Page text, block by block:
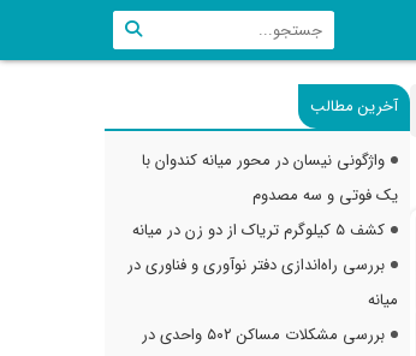
آخرین مطالب
واژگونی نیسان در محور میانه کندوان با
یک فوتی و سه مصدوم
کشف ۵ کیلوگرم تریاک از دو زن در میانه
بررسی راه‌اندازی دفتر نوآوری و فناوری در
میانه
بررسی مشکلات مساکن ۵۰۲ واحدی در